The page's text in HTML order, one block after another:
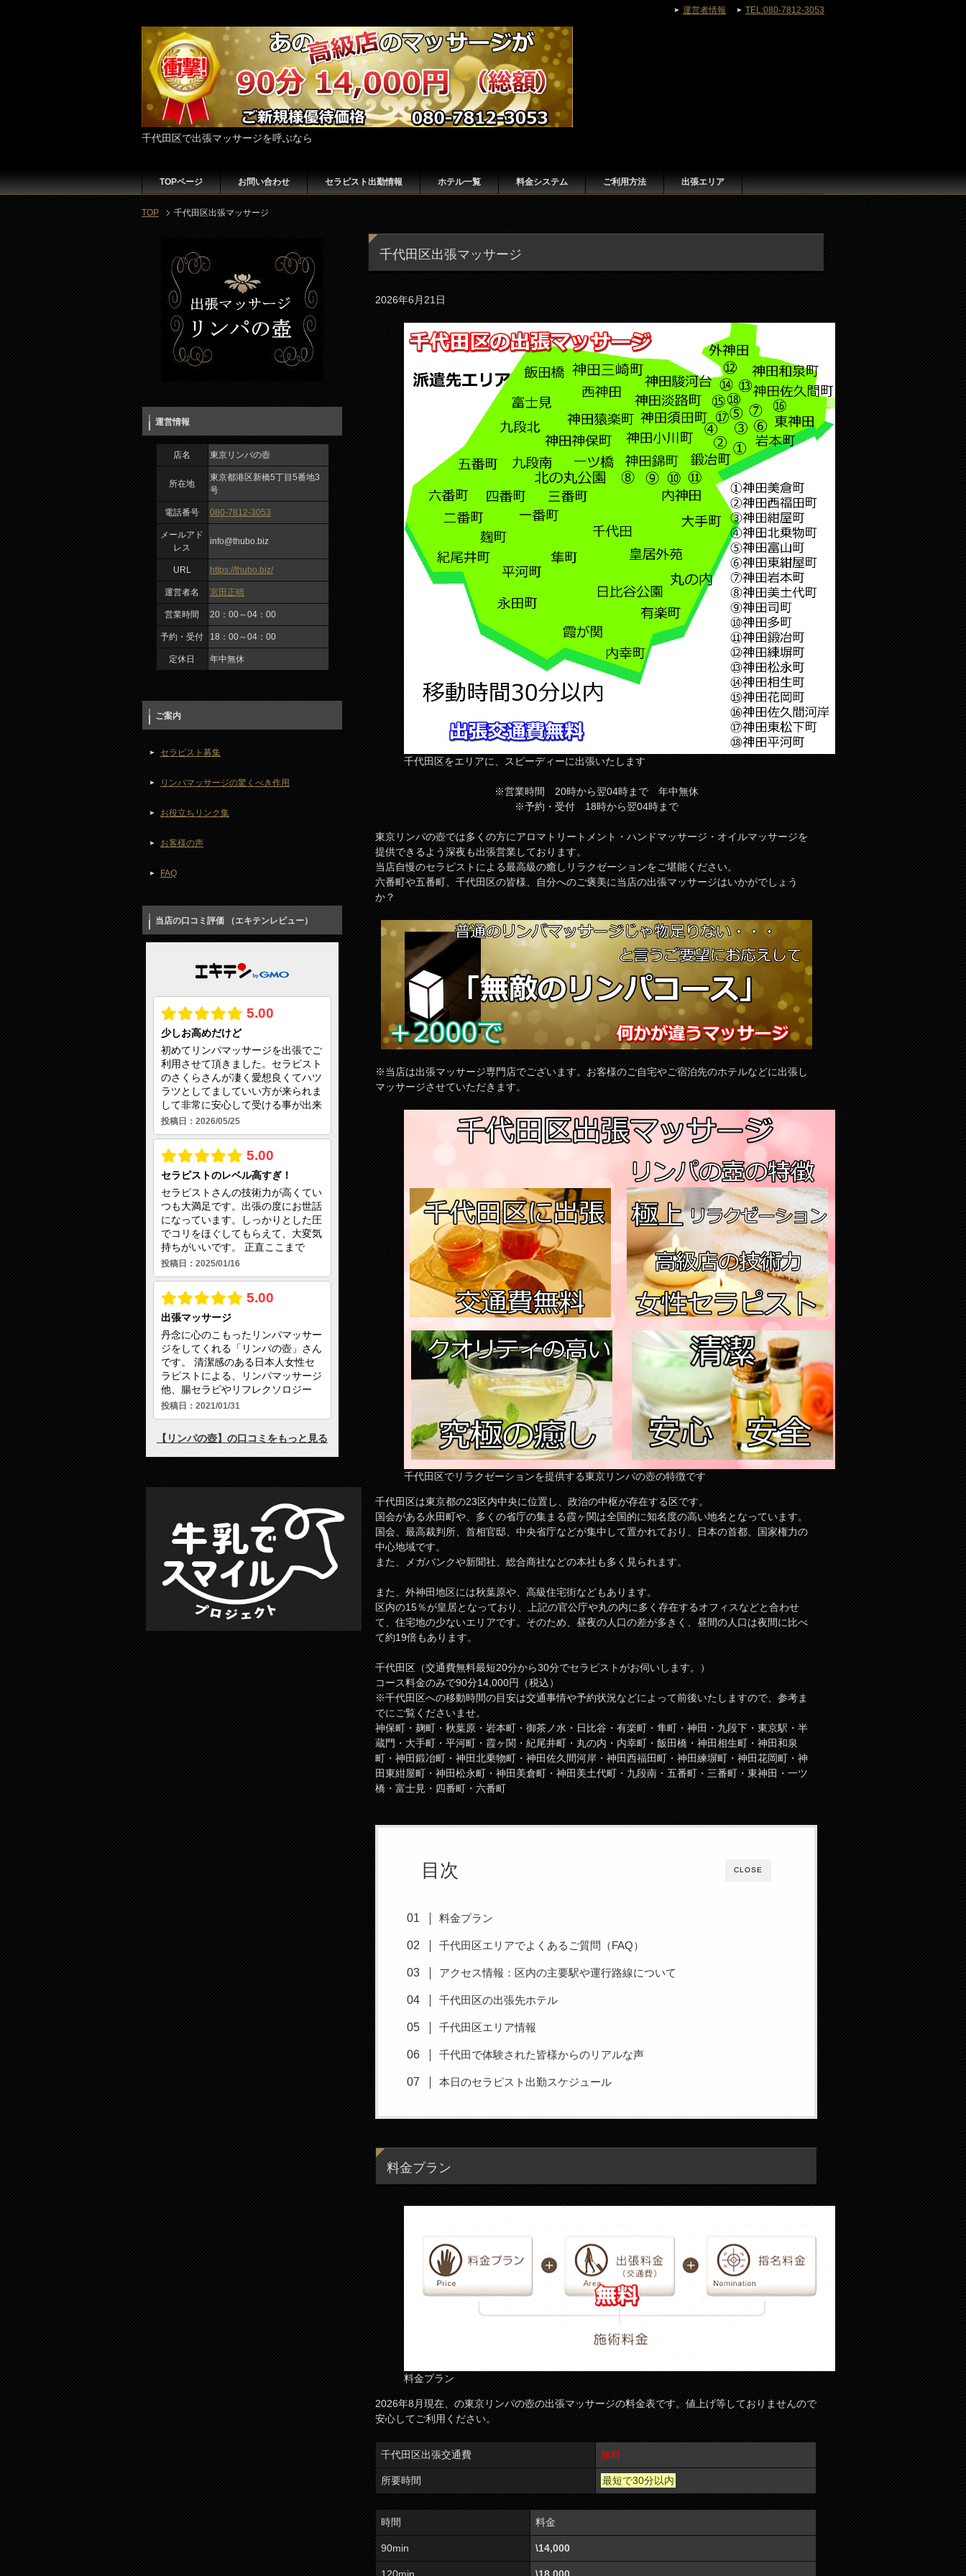
千代田区で出張マッサージを呼ぶなら
TOPページ お問い合わせ セラピスト出勤情報 ホテル一覧 料金システム ご利用方法 出張エリア
TOP 千代田区出張マッサージ
千代田区出張マッサージ
2026年6月21日
千代田区をエリアに、スピーディーに出張いたします
※営業時間 20時から翌04時まで 年中無休
※予約・受付 18時から翌04時まで
東京リンパの壺では多くの方にアロマトリートメント・ハンドマッサージ・オイルマッサージを
提供できるよう深夜も出張営業しております。
当店自慢のセラピストによる最高級の癒しリラクゼーションをご堪能ください。
六番町や五番町、千代田区の皆様、自分へのご褒美に当店の出張マッサージはいかがでしょう
か？
※当店は出張マッサージ専門店でございます。お客様のご自宅やご宿泊先のホテルなどに出張し
マッサージさせていただきます。
千代田区でリラクゼーションを提供する東京リンパの壺の特徴です
千代田区は東京都の23区内中央に位置し、政治の中枢が存在する区です。
国会がある永田町や、多くの省庁の集まる霞ヶ関は全国的に知名度の高い地名となっています。
国会、最高裁判所、首相官邸、中央省庁などが集中して置かれており、日本の首都、国家権力の
中心地域です。
また、メガバンクや新聞社、総合商社などの本社も多く見られます。
また、外神田地区には秋葉原や、高級住宅街などもあります。
区内の15％が皇居となっており、上記の官公庁や丸の内に多く存在するオフィスなどと合わせ
て、住宅地の少ないエリアです。そのため、昼夜の人口の差が多きく、昼間の人口は夜間に比べ
て約19倍もあります。
千代田区（交通費無料最短20分から30分でセラピストがお伺いします。）
コース料金のみで90分14,000円（税込）
※千代田区への移動時間の目安は交通事情や予約状況などによって前後いたしますので、参考ま
でにご覧くださいませ。
神保町・麹町・秋葉原・岩本町・御茶ノ水・日比谷・有楽町・隼町・神田・九段下・東京駅・半
蔵門・大手町・平河町・霞ヶ関・紀尾井町・丸の内・内幸町・飯田橋・神田相生町・神田和泉
町・神田鍛冶町・神田北乗物町・神田佐久間河岸・神田西福田町・神田練塀町・神田花岡町・神
田東紺屋町・神田松永町・神田美倉町・神田美土代町・九段南・五番町・三番町・東神田・一ツ
橋・富士見・四番町・六番町
CLOSE
目次
料金プラン
千代田区エリアでよくあるご質問（FAQ）
アクセス情報：区内の主要駅や運行路線について
千代田区の出張先ホテル
千代田区エリア情報
千代田で体験された皆様からのリアルな声
本日のセラピスト出勤スケジュール
料金プラン
料金プラン
2026年8月現在、の東京リンパの壺の出張マッサージの料金表です。値上げ等しておりませんので
安心してご利用ください。
千代田区出張交通費 無料
所要時間 最短で30分以内
時間 料金
90min \14,000
運営情報
店名 東京リンパの壺
所在地
東京都港区新橋5丁目5番地3
号
電話番号 080-7812-3053
メールアド
レス
info@thubo.biz
URL https://thubo.biz/
運営者名 宮田正晴
営業時間 20：00～04：00
予約・受付 18：00～04：00
定休日 年中無休
ご案内
セラピスト募集
リンパマッサージの驚くべき作用
お役立ちリンク集
お客様の声
FAQ
当店の口コミ評価 （エキテンレビュー）
運営者情報 TEL:080-7812-3053